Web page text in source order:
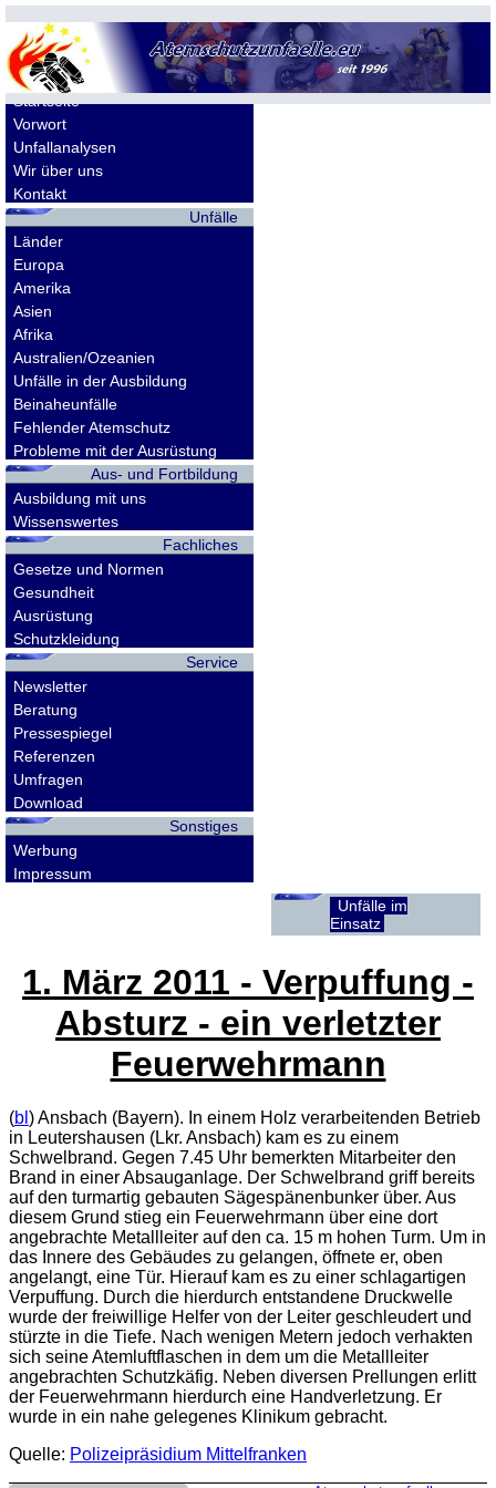
Allgemeines
Startseite
Vorwort
Unfallanalysen
Wir über uns
Kontakt
Unfälle
Länder
Europa
Amerika
Asien
Afrika
Australien/Ozeanien
Unfälle in der Ausbildung
Beinaheunfälle
Fehlender Atemschutz
Probleme mit der Ausrüstung
Aus- und Fortbildung
Ausbildung mit uns
Wissenswertes
Fachliches
Gesetze und Normen
Gesundheit
Ausrüstung
Schutzkleidung
Service
Newsletter
Beratung
Pressespiegel
Referenzen
Umfragen
Download
Sonstiges
Werbung
Impressum
Unfälle im
Einsatz
1. März 2011 - Verpuffung -
Absturz - ein verletzter
Feuerwehrmann
(bl ) Ansbach (Bayern). In einem Holz verarbeitenden Betrieb
in Leutershausen (Lkr. Ansbach) kam es zu einem
Schwelbrand. Gegen 7.45 Uhr bemerkten Mitarbeiter den
Brand in einer Absauganlage. Der Schwelbrand griff bereits
auf den turmartig gebauten Sägespänenbunker über. Aus
diesem Grund stieg ein Feuerwehrmann über eine dort
angebrachte Metallleiter auf den ca. 15 m hohen Turm. Um in
das Innere des Gebäudes zu gelangen, öffnete er, oben
angelangt, eine Tür. Hierauf kam es zu einer schlagartigen
Verpuffung. Durch die hierdurch entstandene Druckwelle
wurde der freiwillige Helfer von der Leiter geschleudert und
stürzte in die Tiefe. Nach wenigen Metern jedoch verhakten
sich seine Atemluftflaschen in dem um die Metallleiter
angebrachten Schutzkäfig. Neben diversen Prellungen erlitt
der Feuerwehrmann hierdurch eine Handverletzung. Er
wurde in ein nahe gelegenes Klinikum gebracht.
Quelle: Polizeipräsidium Mittelfranken